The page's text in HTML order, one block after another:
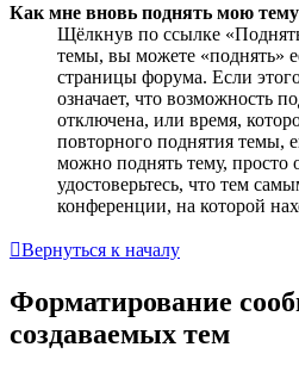
Как мне вновь поднять мою
Щёлкнув по ссылке
темы, вы можете «поднять»
страницы форума. Если
означает, что возможность
отключена, или время,
повторного поднятия темы,
можно поднять тему, просто
удостоверьтесь, что тем
конференции, на которой
Вернуться к началу
Форматирование
создаваемых тем